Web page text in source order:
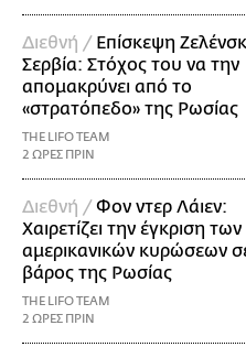
Διεθνή / Επίσκεψη
Σερβία: Στόχος του να την
απομακρύνει από το
«στρατόπεδο» της Ρωσίας
THE LIFO TEAM
2 ΩΡΕΣ ΠΡΙΝ
Διεθνή /Φον ντερ Λάιεν:
Χαιρετίζει την έγκριση των
αμερικανικών κυρώσεων
βάρος της Ρωσίας
THE LIFO TEAM
2 ΩΡΕΣ ΠΡΙΝ